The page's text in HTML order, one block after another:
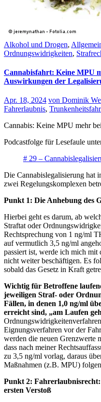
Alkohol und Drogen,
Ordnungswidrigkeiten,
Cannabisfahrt: Keine MPU
Auswirkungen der
Apr. 18, 2024 von Dominik
Fahrerlaubnis,
Cannabis: Keine MPU mehr
Podcastfolge für Lesefaule
# 29 –
Die Cannabislegalisierung hat
zwei Regelungskomplexen
Punkt 1: Die Anhebung des
Hierbei geht es darum, ab
Straftat oder
Rechtsprechung von 1 ng/ml
auf vermutlich 3,5 ng/ml
passiert ist, werde ich mich mit
nicht weiter beschäftigen. Es
sobald das Gesetz in Kraft
Wichtig für Betroffene
jeweiligen Straf- oder
Fällen, in denen 1,0 ng/ml
erreicht sind, „am Laufen
Eignungsverfahren vor der
werden die neuen Grenzwerte
dass nach meiner
zu 3,5 ng/ml vorlag, daraus
Maßnahmen (z.B. MPU)
Punkt 2:
ersten Verstoß